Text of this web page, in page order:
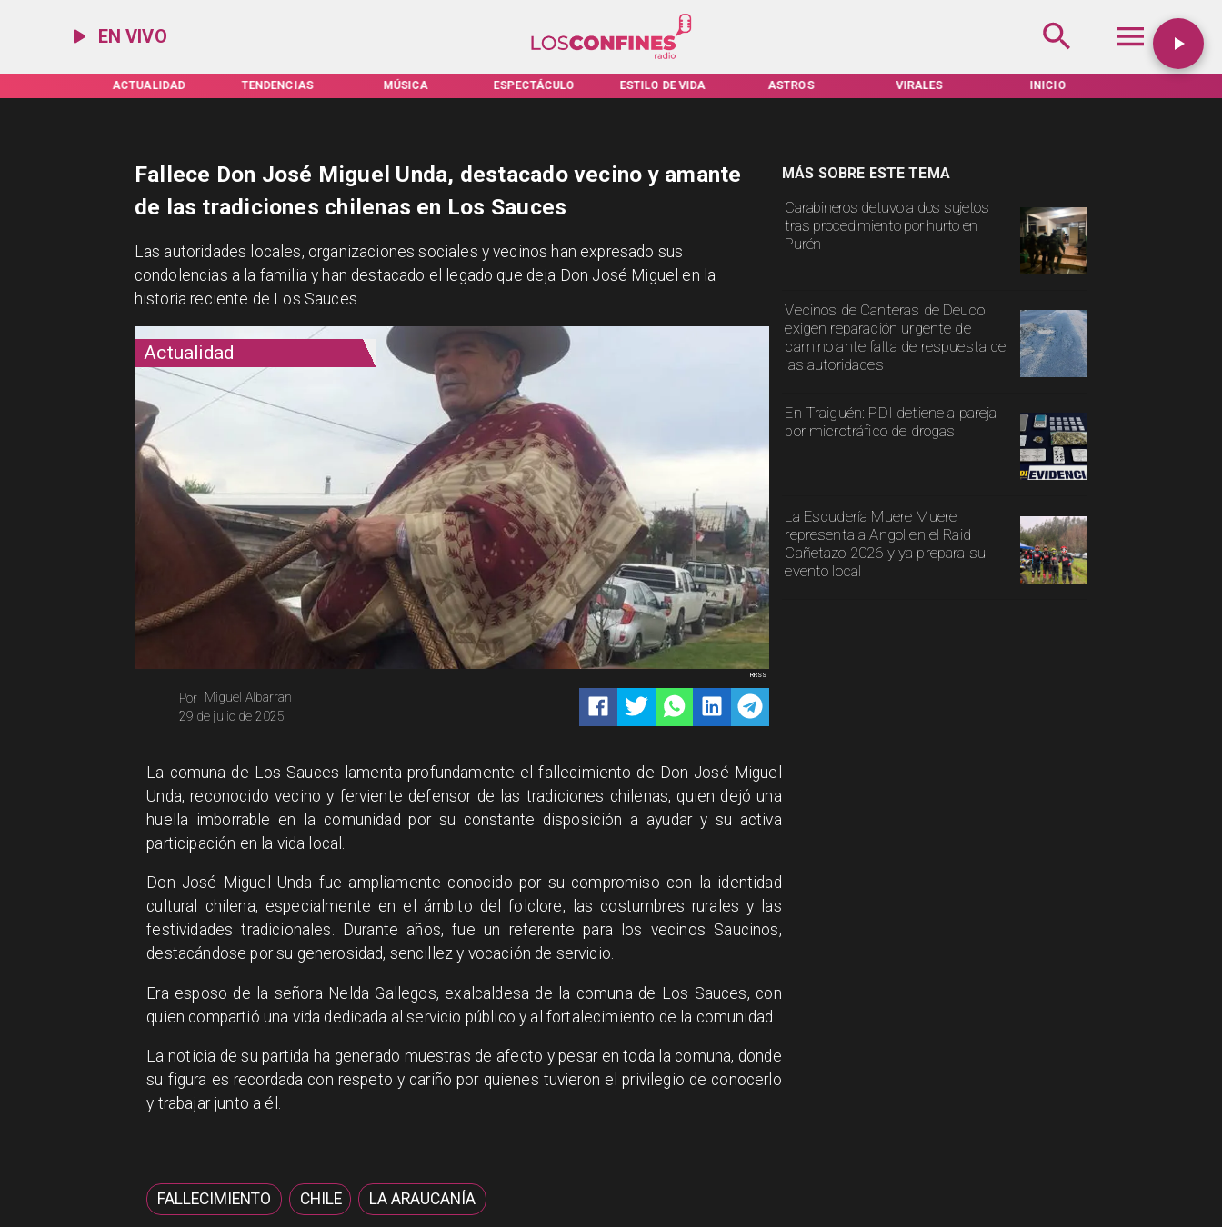
EN VIVO
TENDENCIAS MÚSICA ESPECTÁCULO ESTILO DE VIDA ASTROS VIRALES INICIO TARIFAS SERVEL
Actualidad
Miguel Albarran
Por
29 de julio de 2025
RRSS
Carabineros detuvo a dos sujetos
tras procedimiento por hurto en
Purén
Vecinos de Canteras de Deuco
exigen reparación urgente de
camino ante falta de respuesta de
las autoridades
En Traiguén: PDI detiene a pareja
por microtráfico de drogas
La Escudería Muere Muere
representa a Angol en el Raid
Cañetazo 2026 y ya prepara su
evento local
MÁS SOBRE ESTE TEMA
Fallece Don José Miguel Unda, destacado vecino y amante
de las tradiciones chilenas en Los Sauces
​Las autoridades locales, organizaciones sociales y vecinos han expresado sus
condolencias a la familia y han destacado el legado que deja Don José Miguel en la
historia reciente de Los Sauces.
​La comuna de Los Sauces lamenta profundamente el fallecimiento de Don José Miguel
Unda, reconocido vecino y ferviente defensor de las tradiciones chilenas, quien dejó una
huella imborrable en la comunidad por su constante disposición a ayudar y su activa
participación en la vida local.
​Don José Miguel Unda fue ampliamente conocido por su compromiso con la identidad
cultural chilena, especialmente en el ámbito del folclore, las costumbres rurales y las
festividades tradicionales. Durante años, fue un referente para los vecinos Saucinos,
destacándose por su generosidad, sencillez y vocación de servicio.
​Era esposo de la señora Nelda Gallegos, exalcaldesa de la comuna de Los Sauces, con
quien compartió una vida dedicada al servicio público y al fortalecimiento de la comunidad.
​La noticia de su partida ha generado muestras de afecto y pesar en toda la comuna, donde
su figura es recordada con respeto y cariño por quienes tuvieron el privilegio de conocerlo
y trabajar junto a él.
FALLECIMIENTO CHILE LA ARAUCANÍA